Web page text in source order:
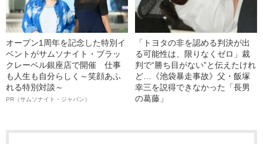
オープン1周年を記念した特別イ
ベントがサムソナイト・ブラッ
クレーベル銀座店で開催 仕事
も人生も自分らしく～笑顔あふ
れる特別対談～
PR（サムソナイト・ジャパン）
「トヨタの非を認める判決が出
る可能性は、限りなくゼロ」裁
判で“勝ち目がない”と伝えたけれ
ど…《池袋暴走事故》父・飯塚
幸三を説得できなかった「長男
の葛藤」